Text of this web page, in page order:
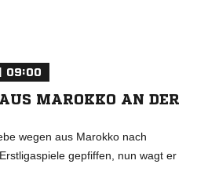
09:00
MAROKKO AN DER
wegen aus Marokko nach
gepfiffen, nun wagt er